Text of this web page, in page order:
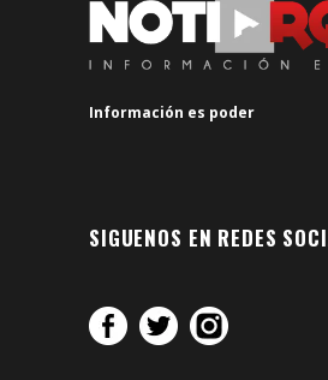
Información es poder
SIGUENOS EN REDES